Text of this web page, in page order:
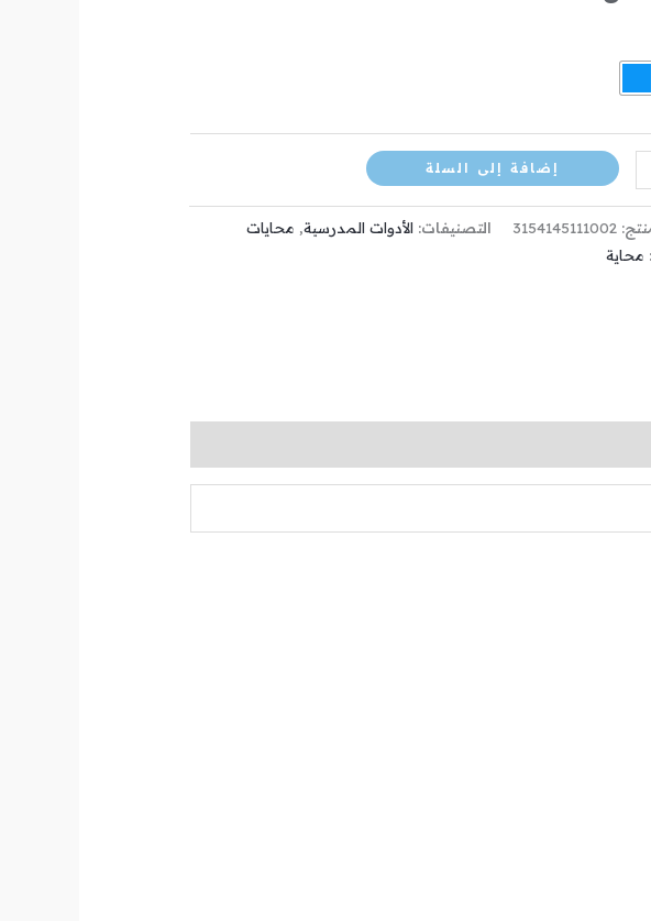
إضافة إلى السلة
3154145111002 التصنيفات: الأدوات المدرسية, محايات
محاية